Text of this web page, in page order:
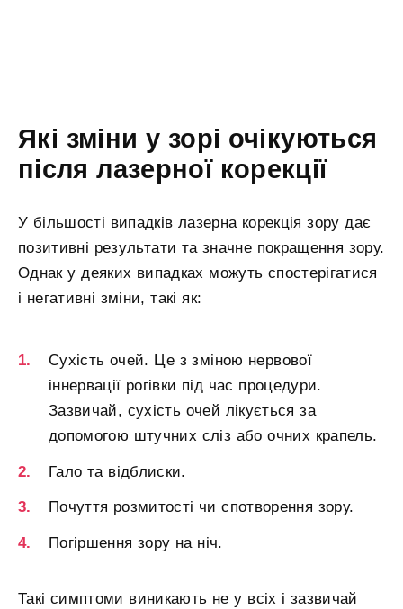
Які зміни у зорі очікуються
після лазерної корекції
У більшості випадків лазерна корекція зору дає
позитивні результати та значне покращення зору.
Однак у деяких випадках можуть спостерігатися
і негативні зміни, такі як:
Сухість очей. Це з зміною нервової
іннервації рогівки під час процедури.
Зазвичай, сухість очей лікується за
допомогою штучних сліз або очних крапель.
Гало та відблиски.
Почуття розмитості чи спотворення зору.
Погіршення зору на ніч.
Такі симптоми виникають не у всіх і зазвичай